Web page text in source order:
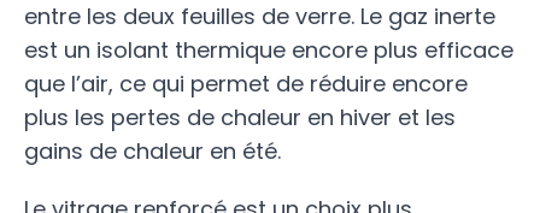
entre les deux feuilles de verre. Le gaz inerte
est un isolant thermique encore plus efficace
que l’air, ce qui permet de réduire encore
plus les pertes de chaleur en hiver et les
gains de chaleur en été.